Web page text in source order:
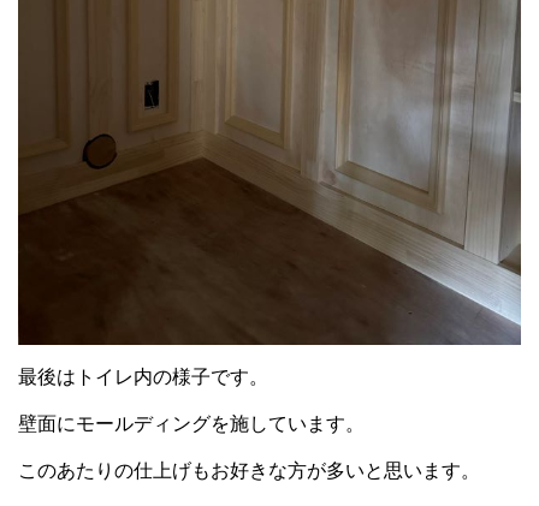
最後はトイレ内の様子です。
壁面にモールディングを施しています。
このあたりの仕上げもお好きな方が多いと思います。